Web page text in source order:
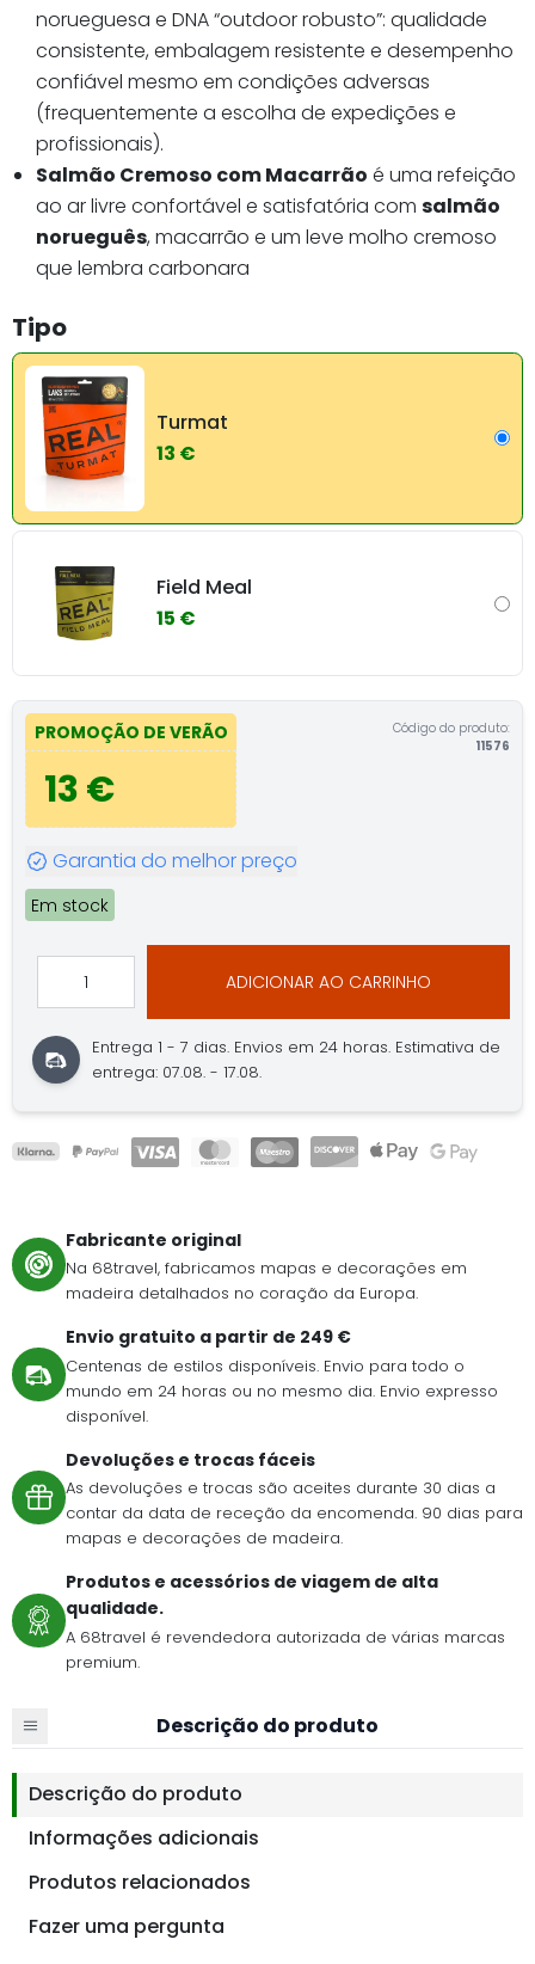
norueguesa e DNA “outdoor robusto”: qualidade
consistente, embalagem resistente e desempenho
confiável mesmo em condições adversas
(frequentemente a escolha de expedições e
profissionais).
Salmão Cremoso com Macarrão é uma refeição
ao ar livre confortável e satisfatória com salmão
norueguês, macarrão e um leve molho cremoso
que lembra carbonara
Tipo
Turmat
13 €
Field Meal
15 €
PROMOÇÃO DE VERÃO
13 €
Código do produto:
11576
Garantia do melhor preço
Em stock
ADICIONAR AO CARRINHO
Entrega 1 - 7 dias. Envios em 24 horas. Estimativa de
entrega: 07.08. - 17.08.
Fabricante original
Na 68travel, fabricamos mapas e decorações em
madeira detalhados no coração da Europa.
Envio gratuito a partir de 249 €
Centenas de estilos disponíveis. Envio para todo o
mundo em 24 horas ou no mesmo dia. Envio expresso
disponível.
Devoluções e trocas fáceis
As devoluções e trocas são aceites durante 30 dias a
contar da data de receção da encomenda. 90 dias para
mapas e decorações de madeira.
Produtos e acessórios de viagem de alta
qualidade.
A 68travel é revendedora autorizada de várias marcas
premium.
Descrição do produto
Descrição do produto
Informações adicionais
Produtos relacionados
Fazer uma pergunta